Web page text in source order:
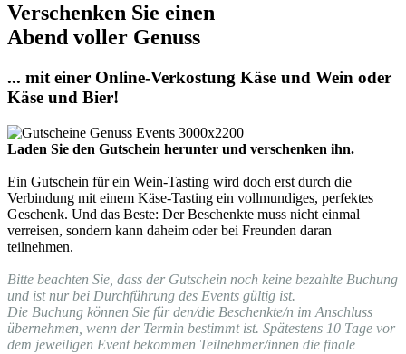
Verschenken Sie einen
Abend voller Genuss
... mit einer Online-Verkostung Käse und Wein oder
Käse und Bier!
Laden Sie den Gutschein herunter und verschenken ihn.
Ein Gutschein für ein Wein-Tasting wird doch erst durch die
Verbindung mit einem Käse-Tasting ein vollmundiges, perfektes
Geschenk. Und das Beste: Der Beschenkte muss nicht einmal
verreisen, sondern kann daheim oder bei Freunden daran
teilnehmen.
Bitte beachten Sie, dass der Gutschein noch keine bezahlte Buchung
und ist nur bei Durchführung des Events gültig ist.
Die Buchung können Sie für den/die Beschenkte/n im Anschluss
übernehmen, wenn der Termin bestimmt ist. Spätestens 10 Tage vor
dem jeweiligen Event bekommen Teilnehmer/innen die finale